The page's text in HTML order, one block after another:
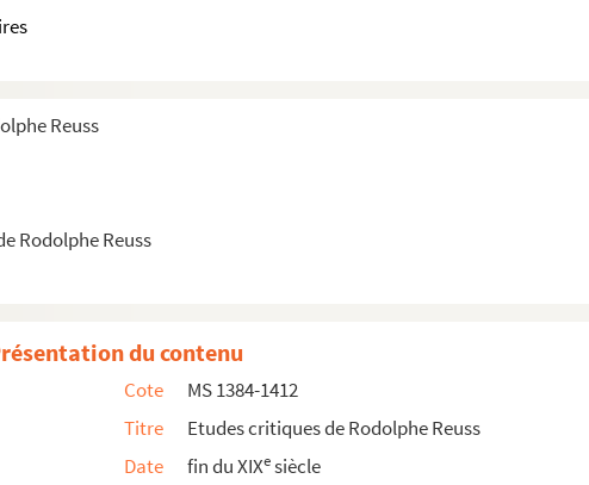
Reuss
Rodolphe Reuss
III
der XVI Jhdts
des Hexenwahns
du contenu
Cote
MS 1384-1412
Titre
Etudes critiques de Rodolphe Reuss
Date
fin du XIXesiècle